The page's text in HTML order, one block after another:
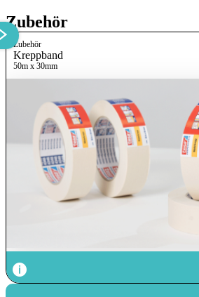
Zubehör
Zubehör
Kreppband
50m x 30mm